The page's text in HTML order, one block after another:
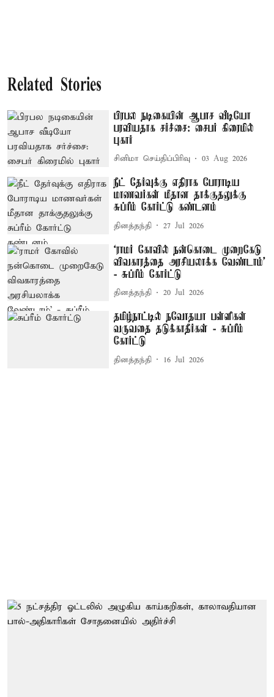
Related Stories
பிரபல நடிகையின் ஆபாச வீடியோ
பரவியதாக சர்ச்சை: சைபர் கிரைமில்
புகார்
சினிமா செய்திப்பிரிவு 03 Aug 2026
நீட் தேர்வுக்கு எதிராக போராடிய
மாணவர்கள் மீதான தாக்குதலுக்கு
சுப்ரீம் கோர்ட்டு கண்டனம்
தினத்தந்தி 27 Jul 2026
‘ராமர் கோவில் நன்கொடை முறைகேடு
விவகாரத்தை அரசியலாக்க வேண்டாம்’
- சுப்ரீம் கோர்ட்டு
தினத்தந்தி 20 Jul 2026
தமிழ்நாட்டில் நவோதயா பள்ளிகள்
வருவதை தடுக்காதீர்கள் - சுப்ரீம்
கோர்ட்டு
தினத்தந்தி 16 Jul 2026